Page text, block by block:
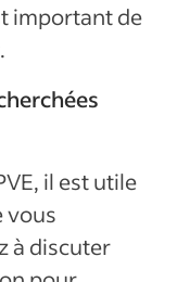
important de
il est utile
vous
à discuter